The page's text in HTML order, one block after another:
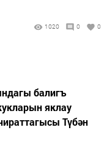
1020 0 0
балигъ
яклау
Түбән